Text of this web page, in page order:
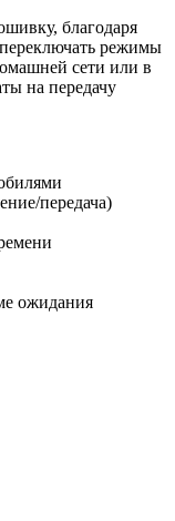
благодаря
режимы
сети или в
на передачу
передача)
ожидания